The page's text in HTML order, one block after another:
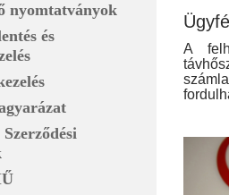
nyomtatványok
és
A